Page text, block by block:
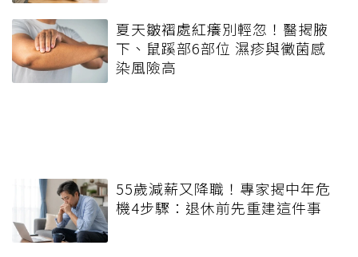
夏天皺褶處紅癢別輕忽！醫揭腋
下、鼠蹊部6部位 濕疹與黴菌感
染風險高
55歲減薪又降職！專家揭中年危
機4步驟：退休前先重建這件事